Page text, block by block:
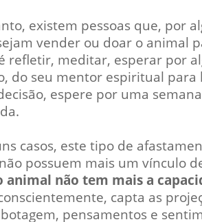
existem pessoas que, por
vender ou doar o animal
refletir, meditar, esperar por
do seu mentor espiritual
espere por uma
casos, este tipo de
possuem mais um vínculo
animal não tem mais a
capta as
pensamentos e